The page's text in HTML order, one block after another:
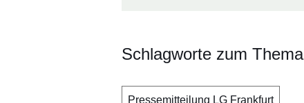
Schlagworte zum Thema
Pressemitteilung LG Frankfurt